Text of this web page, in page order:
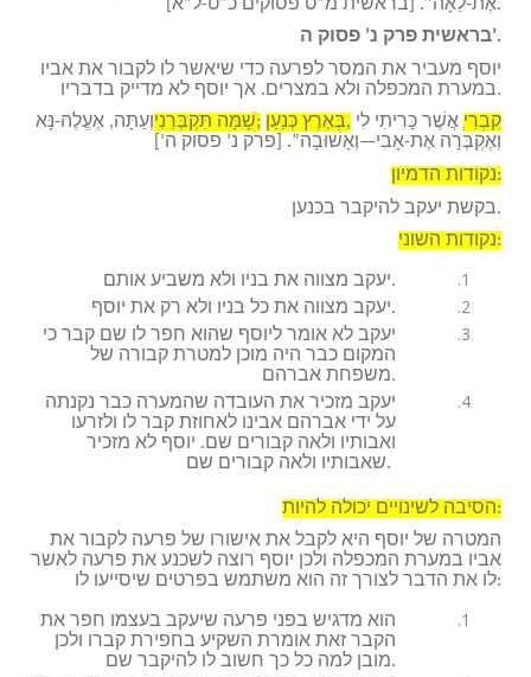
אֶת-לֵאָה”. [בראשית מ”ט פסוקים כ”ט-ל”א].
בראשית פרק נ’ פסוק ה’.
יוסף מעביר את המסר לפרעה כדי שיאשר לו לקבור את אביו
במערת המכפלה ולא במצרים. אך יוסף לא מדייק בדבריו.
ְקִבְרִיאֲשֶׁר כָּרִיתִי לִי בְּאֶרֶץ כְּנַעַן, שָׁמָּה תִּקְבְּרֵנִי;
וְאֶקְבְּרָה אֶת-אָבִי—וְאָשׁוּבָה”. [פרק נ’ פסוק ה’]
נקודות הדמיון:
בקשת יעקב להיקבר בכנען.
נקודות השוני:
יעקב מצווה את בניו ולא משביע אותם.
יעקב מצווה את כל בניו ולא רק את יוסף.
יעקב לא אומר ליוסף שהוא חפר לו שם קבר כי
המקום כבר היה מוכן למטרת קבורה של
משפחת אברהם.
יעקב מזכיר את העובדה שהמערה כבר נקנתה
על ידי אברהם אבינו לאחוזת קבר לו ולזרעו
ואבותיו ולאה קבורים שם. יוסף לא מזכיר
שאבותיו ולאה קבורים שם.
הסיבה לשינויים יכולה להיות:
המטרה של יוסף היא לקבל את אישורו של פרעה לקבור את
אביו במערת המכפלה ולכן יוסף רוצה לשכנע את פרעה לאשר
לו את הדבר לצורך זה הוא משתמש בפרטים שיסייעו לו:
הוא מדגיש בפני פרעה שיעקב בעצמו חפר את
הקבר זאת אומרת השקיע בחפירת קברו ולכן
מובן למה כל כך חשוב לו להיקבר שם.